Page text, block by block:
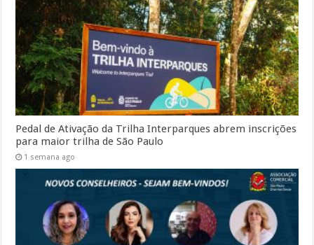
Pedal de Ativação da Trilha Interparques abrem inscrições
para maior trilha de São Paulo
1 semana ago